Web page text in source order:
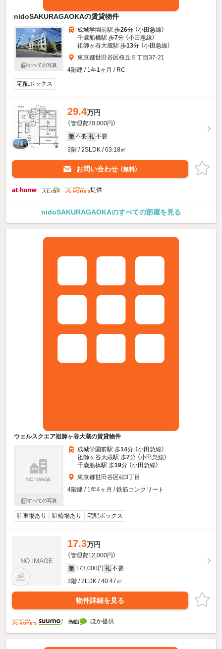
nidoSAKURAGAOKAの賃貸物件
すべての写真
成城学園前駅 歩26分 （小田急線）
千歳船橋駅 歩7分 （小田急線）
祖師ヶ谷大蔵駅 歩13分 （小田急線）
東京都世田谷区桜丘５丁目37-21
4階建 / 1年1ヶ月 / RC
宅配ボックス
29.4万円
（管理費20,000円）
敷 不要 礼 不要
3階 / 2SLDK / 63.18㎡
お問い合わせ （無料）
提供
nidoSAKURAGAOKAのすべての部屋を見る
ウェルスクエア祖師ヶ谷大蔵の賃貸物件
すべての写真
成城学園前駅 歩14分 （小田急線）
祖師ヶ谷大蔵駅 歩7分 （小田急線）
千歳船橋駅 歩19分 （小田急線）
東京都世田谷区砧3丁目
4階建 / 1年4ヶ月 / 鉄筋コンクリート
駐車場あり 駐輪場あり 宅配ボックス
17.3万円
（管理費12,000円）
敷 173,000円 礼 不要
3階 / 2LDK / 40.47㎡
物件詳細を見る
ほか提供